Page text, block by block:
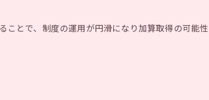
とで、制度の運用が円滑になり加算取得の可能